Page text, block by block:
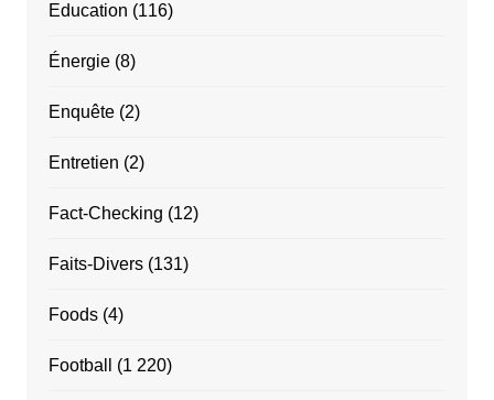
Education (116)
Énergie(8)
Enquête(2)
Entretien (2)
Fact-Checking (12)
Faits-Divers(131)
Foods(4)
Football (1 220)